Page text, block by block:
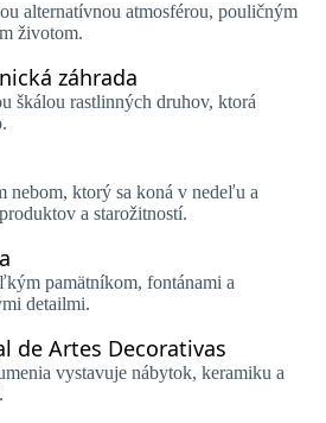
alternatívnou atmosférou, pouličným
životom.
záhrada
škálou rastlinných druhov, ktorá
nebom, ktorý sa koná v nedeľu a
a starožitností.
pamätníkom, fontánami a
detailmi.
de Artes Decorativas
vystavuje nábytok, keramiku a